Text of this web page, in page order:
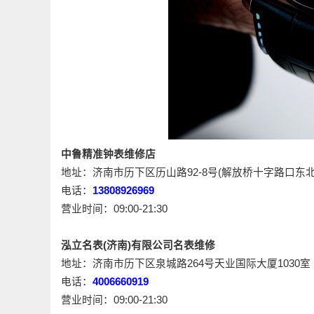
中鲁精准钟表维修店
地址：济南市历下区历山路92-8号(解放桥十字路口东
电话： 13808926969
营业时间：09:00-21:30
泓立名表(济南)有限公司名表维修
地址：济南市历下区泉城路264号天业国际大厦1030室
电话： 4006660919
营业时间：09:00-21:30